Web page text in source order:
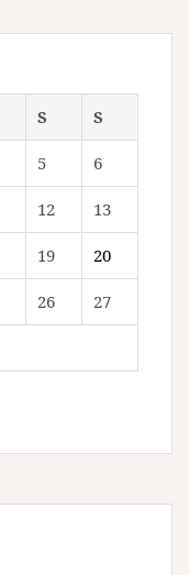
S S
5 6
12 13
19 20
26 27